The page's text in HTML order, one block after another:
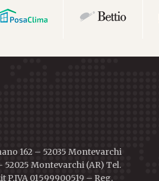
162 – 52035 Montevarchi
52025 Montevarchi (AR) Tel.
P.IVA 01599900519 – Reg.